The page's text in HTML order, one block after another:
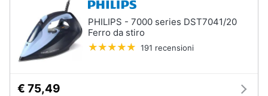
PHILIPS - 7000 series DST7041/20
Ferro da stiro
191 recensioni
€ 75,49